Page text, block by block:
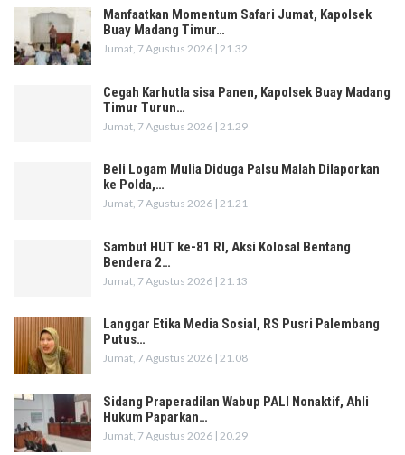
Manfaatkan Momentum Safari Jumat, Kapolsek
Buay Madang Timur…
Jumat, 7 Agustus 2026 | 21.32
Cegah Karhutla sisa Panen, Kapolsek Buay Madang
Timur Turun…
Jumat, 7 Agustus 2026 | 21.29
Beli Logam Mulia Diduga Palsu Malah Dilaporkan
ke Polda,…
Jumat, 7 Agustus 2026 | 21.21
Sambut HUT ke-81 RI, Aksi Kolosal Bentang
Bendera 2…
Jumat, 7 Agustus 2026 | 21.13
Langgar Etika Media Sosial, RS Pusri Palembang
Putus…
Jumat, 7 Agustus 2026 | 21.08
Sidang Praperadilan Wabup PALI Nonaktif, Ahli
Hukum Paparkan…
Jumat, 7 Agustus 2026 | 20.29